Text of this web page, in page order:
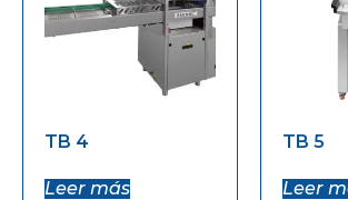
TB 4
Leer más
TB 5
Leer